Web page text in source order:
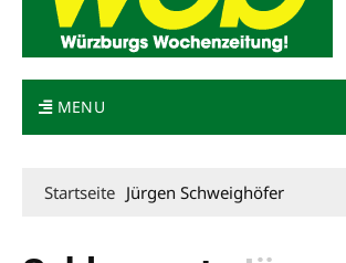
MENU
Startseite Jürgen Schweighöfer